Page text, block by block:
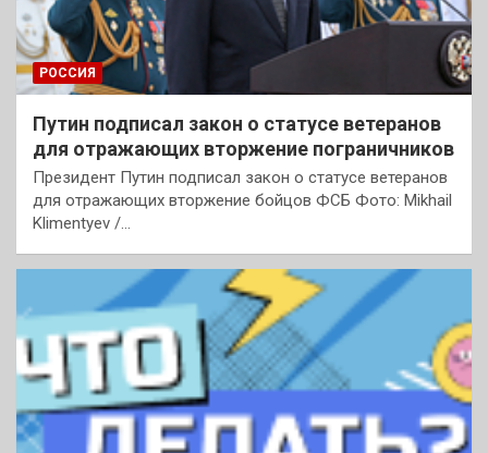
РОССИЯ
Путин подписал закон о статусе ветеранов
для отражающих вторжение пограничников
Президент Путин подписал закон о статусе ветеранов
для отражающих вторжение бойцов ФСБ Фото: Mikhail
Klimentyev /…